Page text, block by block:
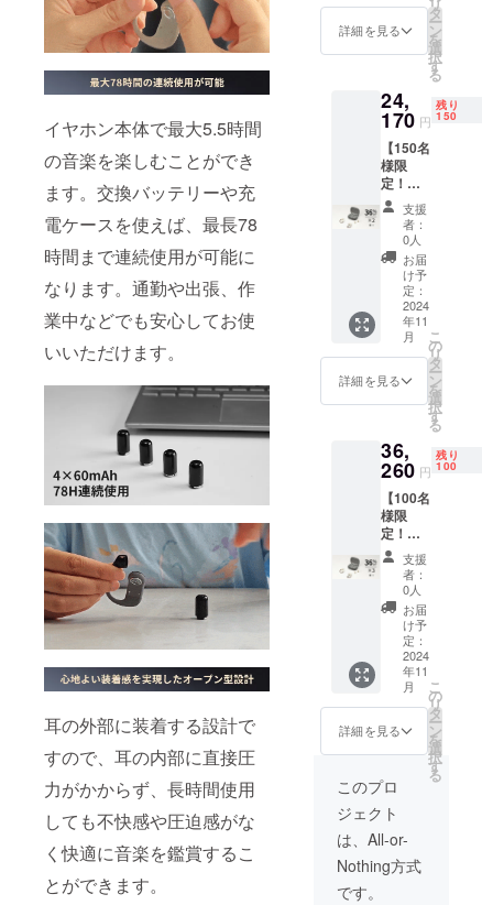
イヤホン本体で最大5.5時間
の音楽を楽しむことができ
ます。交換バッテリーや充
電ケースを使えば、最長78
時間まで連続使用が可能に
なります。通勤や出張、作
業中などでも安心してお使
いいただけます。
耳の外部に装着する設計で
すので、耳の内部に直接圧
力がかからず、長時間使用
しても不快感や圧迫感がな
く快適に音楽を鑑賞するこ
とができます。
販売価
格:18,8
90円
（税
送料無
料（日
本国内
限定）
内容
物： 本
体セッ
ト×1 交
換バッ
テリー
×2 日本
語取扱
説明書
詳細を見る
タ
ー
ン
を
選
択
す
る
24,
170 円
残り
150
【150名
様限
定！超
早割
36％OF
F !】
オープ
ンイヤ
ホン
「VZE
」×2 一
般予定
販売価
格:37,7
80円
（税
送料無
料（日
本国内
限定）
内容
物： 本
体セッ
ト×2 交
換バッ
テリー
×4 日本
語取扱
説明書
支援
者：
0人
お届
け予
定：
2024
年11
月
詳細を見る
こ
の
リ
タ
ー
ン
を
選
択
す
る
36,
260 円
残り
100
【100名
様限
定！超
早割
36％OF
F !】
オープ
ンイヤ
ホン
「VZE
」×3 一
般予定
販売価
格:56,6
70円
（税
込） ※
送料無
料（日
本国内
限定）
内容
支援
者：
0人
お届
け予
定：
2024
年11
月
詳細を見る
こ
の
リ
タ
ー
ン
を
選
択
す
る
このプロ
ジェクト
は、All-or-
Nothing方式
です。